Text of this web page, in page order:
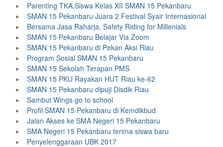
Parenting TKA,Siswa Kelas XII SMAN 15 Pekanbaru
SMAN 15 Pekanbaru Juara 2 Festival Syair Internasional
Bersama Jasa Raharja, Safety Riding for Millenials
SMAN 15 Pekanbaru Belajar Via Zoom
SMAN 15 Pekanbaru di Pekan Aksi Riau
Program Sosial SMAN 15 Pekanbaru
SMAN 15 Sekolah Terapan PMS
SMAN 15 PKU Rayakan HUT Riau ke-62
SMAN 15 Pekanbaru dipuji Disdik Riau
Sambut Wings go to school
Profil SMAN 15 Pekanbaru di Kemdikbud
Jalan Akses ke SMA Negeri 15 Pekanbaru
SMA Negeri 15 Pekanbaru terima siswa baru
Penyelenggaraan UBK 2017